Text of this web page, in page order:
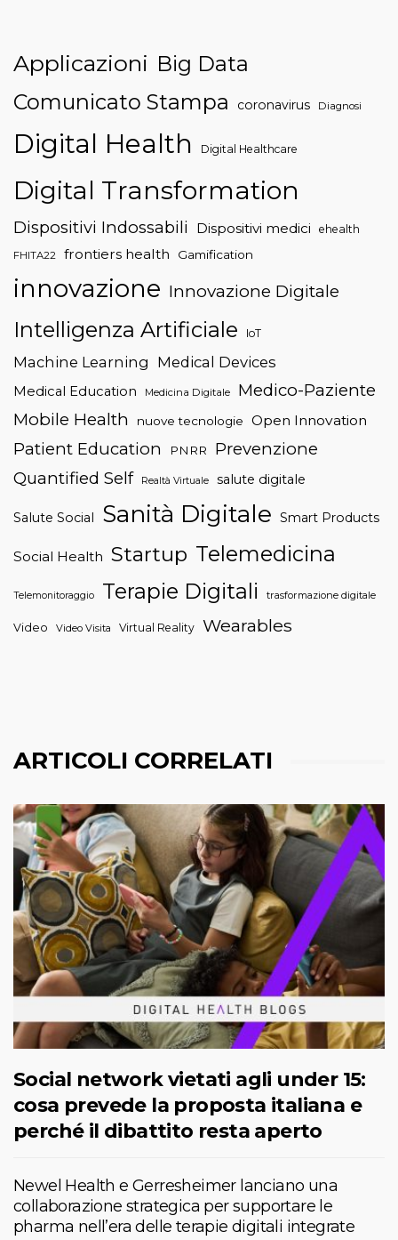
Applicazioni Big Data
Comunicato Stampa
coronavirus Diagnosi
Digital Health Digital Healthcare
Digital Transformation
Dispositivi Indossabili Dispositivi medici ehealth
FHITA22 frontiers health Gamification
innovazione Innovazione Digitale
Intelligenza Artificiale IoT
Machine Learning Medical Devices
Medical Education Medicina Digitale
Medico-Paziente
Mobile Health
nuove tecnologie Open Innovation
Patient Education PNRR
Prevenzione
Quantified Self
Realtà Virtuale salute digitale
Salute Social Sanità Digitale Smart Products
Social Health Startup Telemedicina
Telemonitoraggio Terapie Digitali trasformazione digitale
Video Video Visita Virtual Reality Wearables
ARTICOLI CORRELATI
Social network vietati agli under 15:
cosa prevede la proposta italiana e
perché il dibattito resta aperto
Newel Health e Gerresheimer lanciano una
collaborazione strategica per supportare le
pharma nell’era delle terapie digitali integrate